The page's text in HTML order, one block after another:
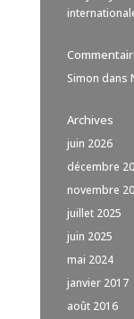
Simon dans
Archives
juin 2026
décembre
novembre
juillet 2025
juin 2025
mai 2024
janvier 2017
août 2016